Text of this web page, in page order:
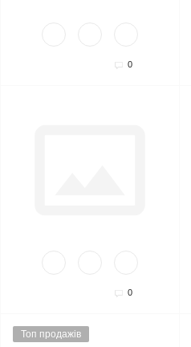
0
0
Топ продажів